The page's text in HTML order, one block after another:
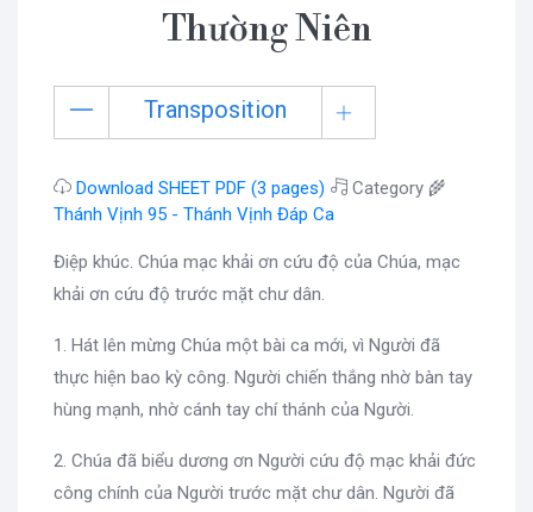
Thường Niên
Transposition
Download SHEET PDF (3 pages)
Category 🌾
Thánh Vịnh 95 - Thánh Vịnh Đáp Ca
Điệp khúc. Chúa mạc khải ơn cứu độ của Chúa, mạc
khải ơn cứu độ trước mặt chư dân.
1. Hát lên mừng Chúa một bài ca mới, vì Người đã
thực hiện bao kỳ công. Người chiến thắng nhờ bàn tay
hùng mạnh, nhờ cánh tay chí thánh của Người.
2. Chúa đã biểu dương ơn Người cứu độ mạc khải đức
công chính của Người trước mặt chư dân. Người đã